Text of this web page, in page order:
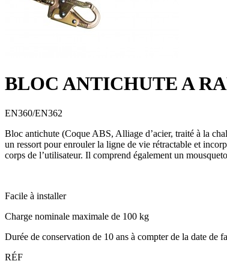
BLOC ANTICHUTE A
EN360/EN362
Bloc antichute (Coque ABS, Alliage d’acier, traité à la
un ressort pour enrouler la ligne de vie rétractable et
corps de l’utilisateur. Il comprend également un
Facile à installer
Charge nominale maximale de 100 kg
Durée de conservation de 10 ans à compter de la date de
RÉF